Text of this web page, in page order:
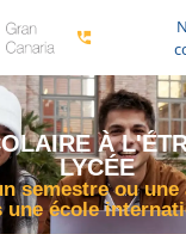
AU
CANARIA
semestre ou une
au